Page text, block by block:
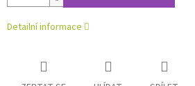
Detailní informace